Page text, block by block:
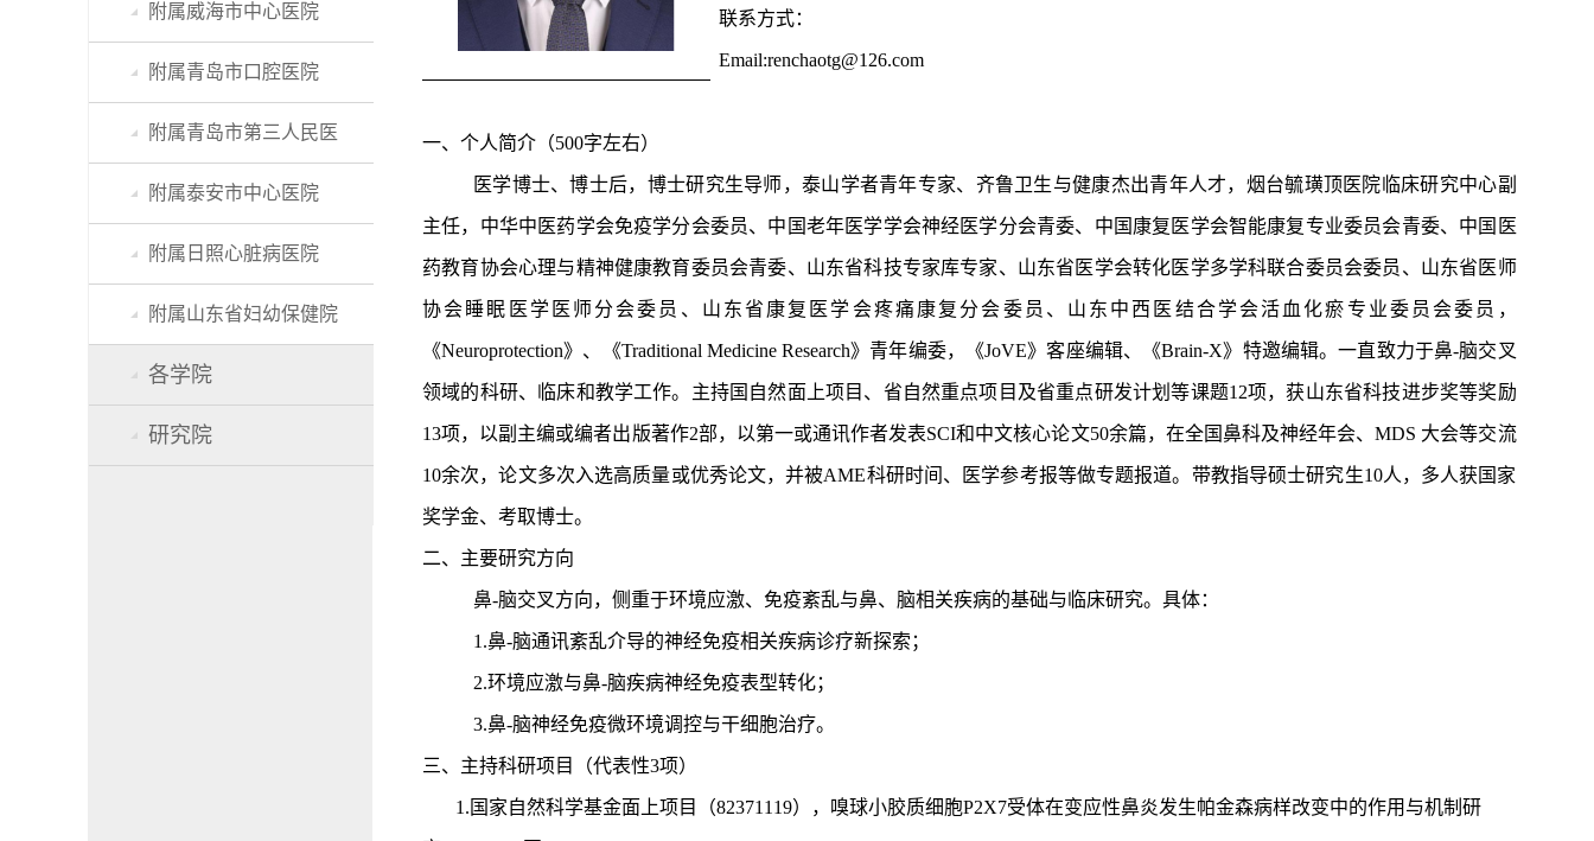
附属威海市中心医院
附属青岛市口腔医院
附属青岛市第三人民医
附属泰安市中心医院
附属日照心脏病医院
附属山东省妇幼保健院
各学院
研究院
联系方式：
Email:renchaotg@126.com
一、个人简介（500字左右）
医学博士、博士后，博士研究生导师，泰山学者青年专家、齐鲁卫生与健康杰出青年人才，烟台毓璜顶医院临床研究中心副
主任，中华中医药学会免疫学分会委员、中国老年医学学会神经医学分会青委、中国康复医学会智能康复专业委员会青委、中国医
药教育协会心理与精神健康教育委员会青委、山东省科技专家库专家、山东省医学会转化医学多学科联合委员会委员、山东省医师
协会睡眠医学医师分会委员、山东省康复医学会疼痛康复分会委员、山东中西医结合学会活血化瘀专业委员会委员，
《Neuroprotection》、《Traditional Medicine Research》青年编委，《JoVE》客座编辑、《Brain-X》特邀编辑。一直致力于鼻-脑交叉
领域的科研、临床和教学工作。主持国自然面上项目、省自然重点项目及省重点研发计划等课题12项，获山东省科技进步奖等奖励
13项，以副主编或编者出版著作2部，以第一或通讯作者发表SCI和中文核心论文50余篇，在全国鼻科及神经年会、MDS 大会等交流
10余次，论文多次入选高质量或优秀论文，并被AME科研时间、医学参考报等做专题报道。带教指导硕士研究生10人，多人获国家
奖学金、考取博士。
二、主要研究方向
鼻-脑交叉方向，侧重于环境应激、免疫紊乱与鼻、脑相关疾病的基础与临床研究。具体：
1.鼻-脑通讯紊乱介导的神经免疫相关疾病诊疗新探索 ；
2.环境应激与鼻-脑疾病神经免疫表型转化；
3.鼻-脑神经免疫微环境调控与干细胞治疗。
三、主持科研项目（代表性3项）
1.国家自然科学基金面上项目（82371119），嗅球小胶质细胞P2X7受体在变应性鼻炎发生帕金森病样改变中的作用与机制研